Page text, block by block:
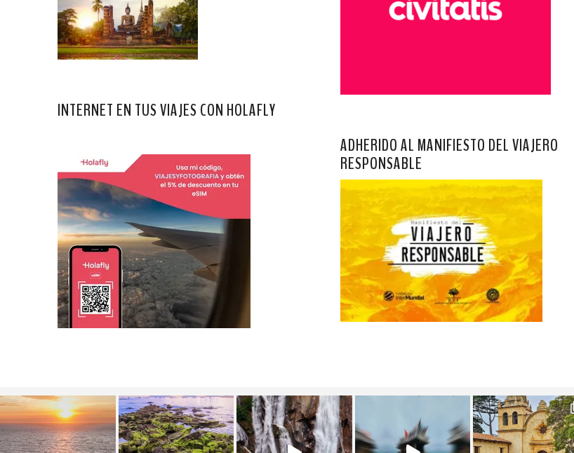
INTERNET EN TUS VIAJES CON HOLAFLY
ADHERIDO AL MANIFIESTO DEL VIAJERO
RESPONSABLE